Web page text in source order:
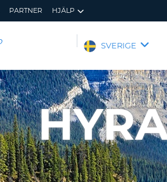
PARTNER HJÄLP
SVERIGE